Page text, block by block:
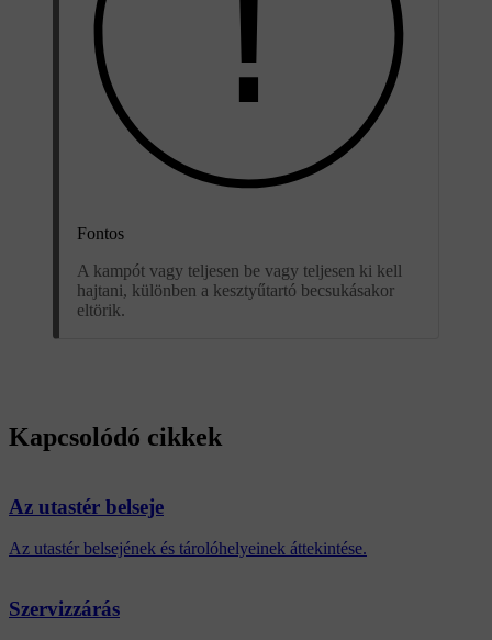
Fontos
A kampót vagy teljesen be vagy teljesen ki kell
hajtani, különben a kesztyűtartó becsukásakor
eltörik.
Kapcsolódó cikkek
Az utastér belseje
Az utastér belsejének és tárolóhelyeinek áttekintése.
Szervizzárás